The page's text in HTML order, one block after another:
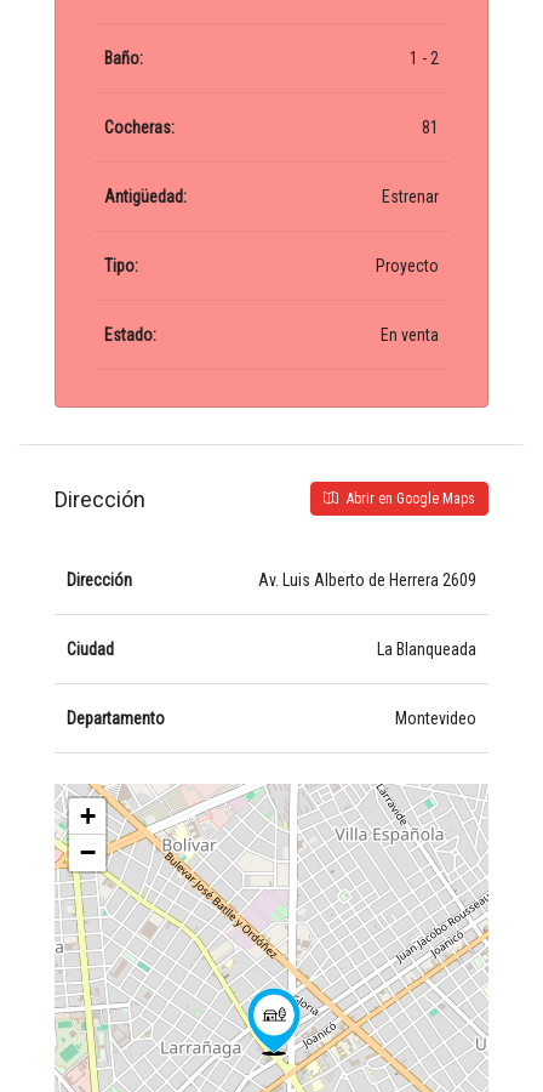
Baño: 1 - 2
Cocheras: 81
Antigüedad: Estrenar
Tipo: Proyecto
Estado: En venta
Dirección Abrir en Google Maps
Dirección Av. Luis Alberto de Herrera 2609
Ciudad La Blanqueada
Departamento Montevideo
+
−